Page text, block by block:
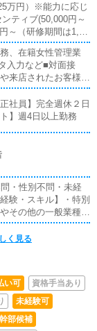
万円）※能力に応じ
ティブ(50,000円～
～（研修期間は1,00
■インセンティブあ
用期間あり■日払い
、在籍女性管理業
入力など■対面接
来店されたお客様の
認や、会計作業、注
単なマニュアルや、
がら徐々に覚えてい
加】【お客様のリピ
ただきます。■キャス
ャストの方が稼げる
メ日記）などの使
きます。■PC更新業
出勤情報やイベン
単にできます。■清
快適にお過ごしいた
補充を行っていただ
社員】完全週休２日
】週4日以上勤務
・性別不問・未経
験・スキル】・特別
その他の一般業種で
。・また、ヘブンネ
をしたことがある方
く見る
い可
資格手当あり
未経験可
幹部候補